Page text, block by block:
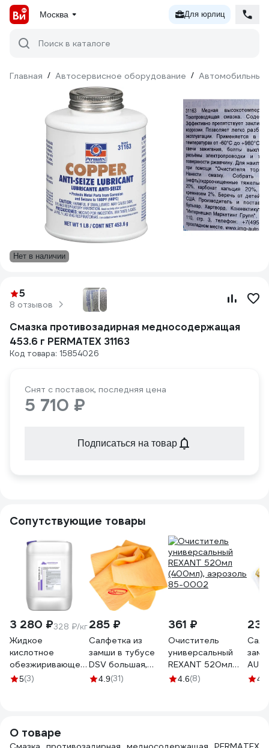
Москва Для юрлиц
Поиск в каталоге
Главная / Автосервисное оборудование / Автомобильные
Нет в наличии
5
8 отзывов
Смазка противозадирная медносодержащая
453.6 г PERMATEX 31163
Код товара: 15854026
Снят с поставок, последняя цена
5 710 ₽
Подписаться на товар
Сопутствующие товары
3 280 ₽328 ₽/кг
Жидкое
кислотное
обезжиривающее
и железо
концентрат 1915/1
5(3)
285 ₽
Салфетка из
замши в тубусе
DSV большая,
70х43х0.2 см
4.9(31)
361 ₽
Очиститель
универсальный
REXANT 520мл
(400мл), аэрозоль
4.6(8) 4.6
О товаре